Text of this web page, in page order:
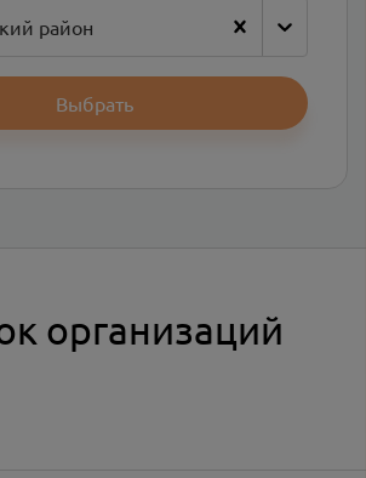
район
Выбрать
организаций